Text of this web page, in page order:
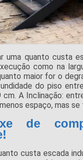
uma quanto custa
como na
maior for o
do piso
A Inclinação:
espaço, mas
de
custa escada